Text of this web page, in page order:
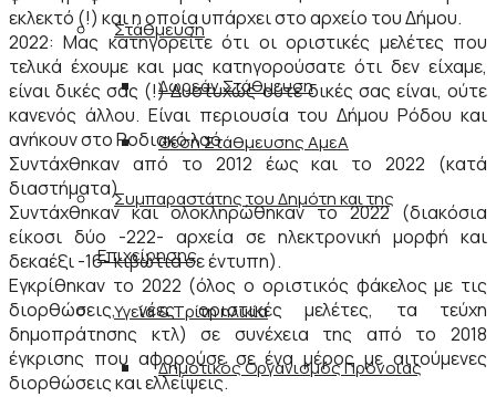
Στάθμευση
Δωρεάν Στάθμευση
Θέση Στάθμευσης ΑμεΑ
Συμπαραστάτης του Δημότη και της
Επιχείρησης
Υγεία & Τρίτη ηλικία
Δημοτικός Οργανισμός Πρόνοιας
εκλεκτό (!) και η οποία υπάρχει στο αρχείο του Δήμου.
2022: Μας κατηγορείτε ότι οι οριστικές μελέτες που
τελικά έχουμε και μας κατηγορούσατε ότι δεν είχαμε,
είναι δικές σας (!) Δυστυχώς ούτε δικές σας είναι, ούτε
κανενός άλλου. Είναι περιουσία του Δήμου Ρόδου και
ανήκουν στο Ροδιακό λαό.
Συντάχθηκαν από το 2012 έως και το 2022 (κατά
διαστήματα).
Συντάχθηκαν και ολοκληρώθηκαν το 2022 (διακόσια
είκοσι δύο -222- αρχεία σε ηλεκτρονική μορφή και
δεκαέξι -16- κιβώτια σε έντυπη).
Εγκρίθηκαν το 2022 (όλος ο οριστικός φάκελος με τις
διορθώσεις, νέες οριστικές μελέτες, τα τεύχη
δημοπράτησης κτλ) σε συνέχεια της από το 2018
έγκρισης που αφορούσε σε ένα μέρος με αιτούμενες
διορθώσεις και ελλείψεις.